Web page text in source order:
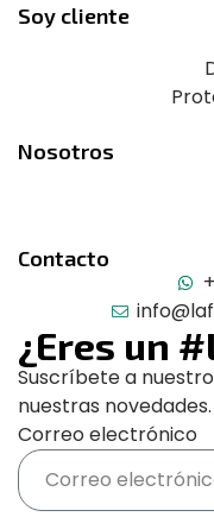
Soy cliente
Nosotros
Contacto
¿Eres un
Suscríbete a
nuestras novedades.
Correo electrónico